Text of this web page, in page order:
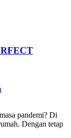
pandemi? Di
Dengan tetap